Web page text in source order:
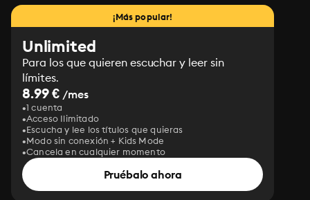
¡Más popular!
Unlimited
Para los que quieren escuchar y leer sin
límites.
8.99 € /mes
1 cuenta
Acceso Ilimitado
Escucha y lee los títulos que quieras
Modo sin conexión + Kids Mode
Cancela en cualquier momento
Pruébalo ahora